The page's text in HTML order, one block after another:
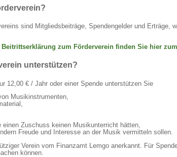
sind Mitgliedsbeiträge, Spendengelder und Erträge,
zum Förderverein finden Sie hier
unterstützen?
12,00 € / Jahr oder einer Spende unterstützen Sie
Musikinstrumenten,
einen Zuschuss keinen Musikunterricht hätten,
Freude und Interesse an der Musik vermitteln sollen.
Verein vom Finanzamt Lemgo anerkannt. Für
können.